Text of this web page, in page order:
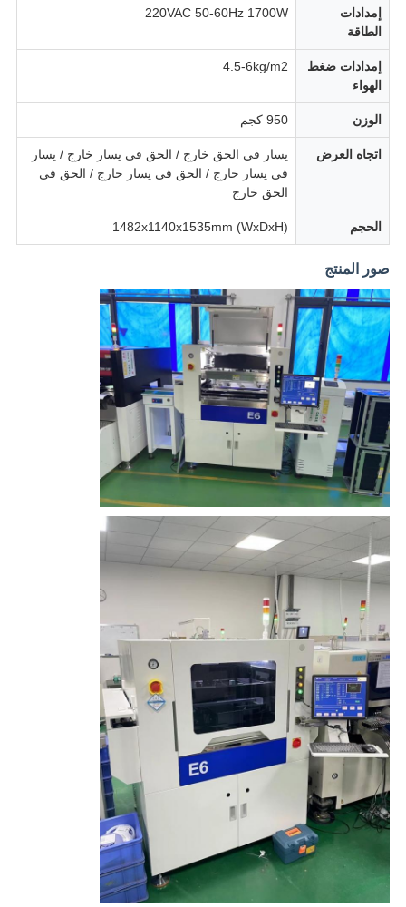
إمدادات
الطاقة
220VAC 50-60Hz 1700W
إمدادات ضغط
الهواء
4.5-6kg/m2
الوزن 950 كجم
اتجاه العرض
يسار في الحق خارج / الحق في يسار خارج / يسار
في يسار خارج / الحق في يسار خارج / الحق في
الحق خارج
الحجم 1482x1140x1535mm (WxDxH)
صور المنتج